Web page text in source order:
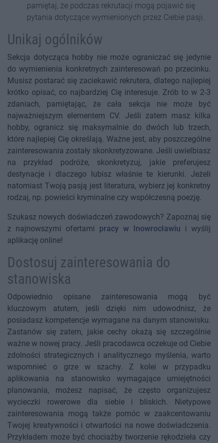
pamiętaj, że podczas rekrutacji mogą pojawić się
pytania dotyczące wymienionych przez Ciebie pasji.
Unikaj ogólników
Sekcja dotycząca hobby nie może ograniczać się jedynie
do wymienienia konkretnych zainteresowań po przecinku.
Musisz postarać się zaciekawić rekrutera, dlatego najlepiej
krótko opisać, co najbardziej Cię interesuje. Zrób to w 2-3
zdaniach, pamiętając, że cała sekcja nie może być
najważniejszym elementem CV. Jeśli zatem masz kilka
hobby, ogranicz się maksymalnie do dwóch lub trzech,
które najlepiej Cię określają. Ważne jest, aby poszczególne
zainteresowania zostały skonkretyzowane. Jeśli uwielbiasz
na przykład podróże, skonkretyzuj, jakie preferujesz
destynacje i dlaczego lubisz właśnie te kierunki. Jeżeli
natomiast Twoją pasją jest literatura, wybierz jej konkretny
rodzaj, np. powieści kryminalne czy współczesną poezję.
Szukasz nowych doświadczeń zawodowych? Zapoznaj się
z najnowszymi ofertami pracy w Inowrocławiu i wyślij
aplikację online!
Dostosuj zainteresowania do
stanowiska
Odpowiednio opisane zainteresowania mogą być
kluczowym atutem, jeśli dzięki nim udowodnisz, że
posiadasz kompetencje wymagane na danym stanowisku.
Zastanów się zatem, jakie cechy okażą się szczególnie
ważne w nowej pracy. Jeśli pracodawca oczekuje od Ciebie
zdolności strategicznych i analitycznego myślenia, warto
wspomnieć o grze w szachy. Z kolei w przypadku
aplikowania na stanowisko wymagające umiejętności
planowania, możesz napisać, że często organizujesz
wycieczki rowerowe dla siebie i bliskich. Nietypowe
zainteresowania mogą także pomóc w zaakcentowaniu
Twojej kreatywności i otwartości na nowe doświadczenia.
Przykładem może być chociażby tworzenie rękodzieła czy